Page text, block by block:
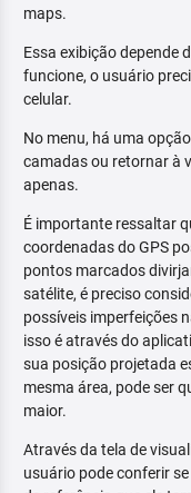
maps.
Essa exibição depende
funcione, o usuário
celular.
No menu, há uma
camadas ou retornar à
apenas.
É importante ressaltar
coordenadas do GPS
pontos marcados
satélite, é preciso
possíveis imperfeições
isso é através do
sua posição projetada
mesma área, pode ser
maior.
Através da tela de
usuário pode conferir